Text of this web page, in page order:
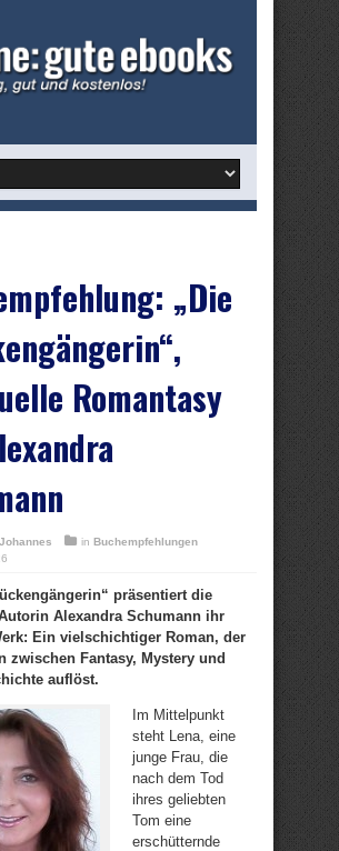
„Die
Romantasy
Johannes in Buchempfehlungen
präsentiert die
Alexandra Schumann ihr
Ein vielschichtiger Roman, der
zwischen Fantasy, Mystery und
auflöst.
Im Mittelpunkt
steht Lena, eine
junge Frau, die
nach dem Tod
ihres geliebten
Tom eine
erschütternde